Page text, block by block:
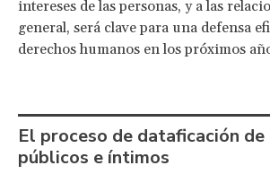
intereses de las personas, y a las
general, será clave para una defensa
derechos humanos en los próximos
El proceso de dataficación
públicos e íntimos